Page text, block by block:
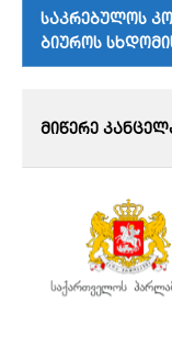
საკრებულოს
ბიუროს
მიწერე